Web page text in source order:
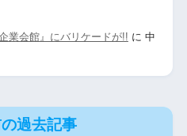
業会館』にバリケードが!! に 中
過去記事